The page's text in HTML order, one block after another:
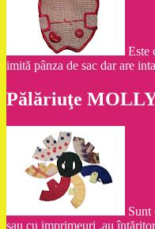
Este
imită pânza de sac dar are
Pălăriuţe
Sunt
sau cu imprimeuri ,au